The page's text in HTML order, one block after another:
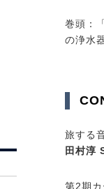
巻頭：
の浄水
旅する
田村淳
第2期